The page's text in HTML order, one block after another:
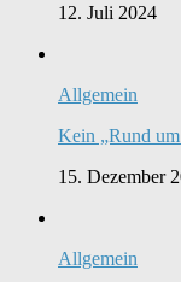
12. Juli 2024
Allgemein
Kein „Rund
15. Dezember
Allgemein